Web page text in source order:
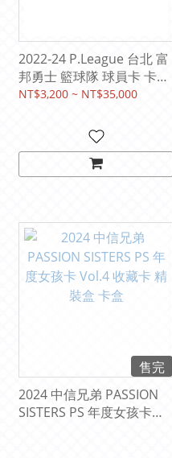
2022-24 P.League 台北 富
邦勇士 籃球隊 球員卡 卡盒
( 精裝版 )
NT$3,200 ~ NT$35,000
售完
2024 中信兄弟 PASSION
SISTERS PS 年度女孩卡